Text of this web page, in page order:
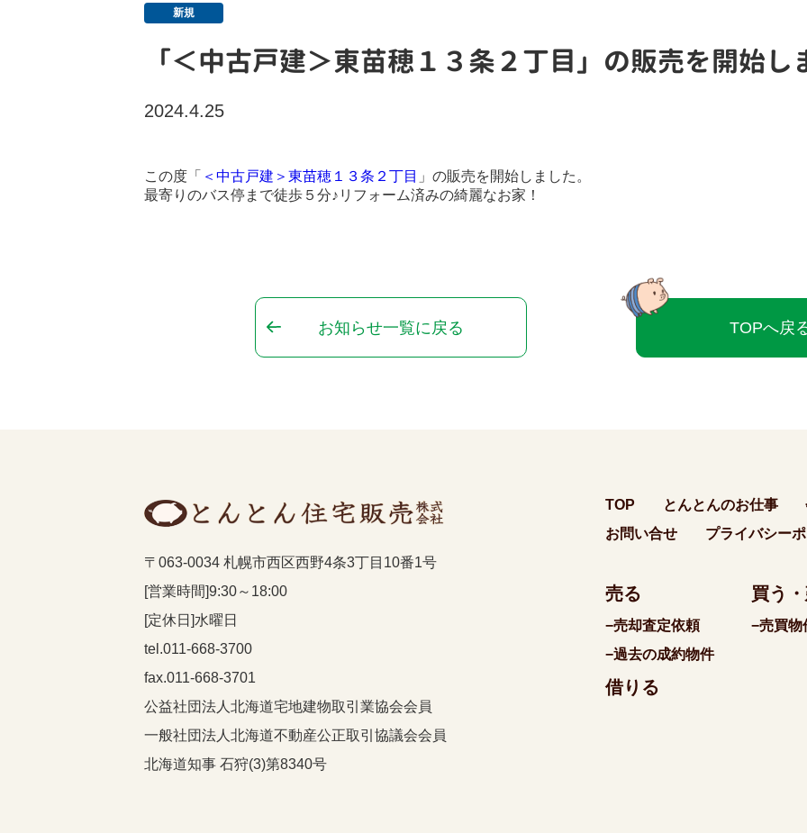
新規
「＜中古戸建＞東苗穂１３条２丁目」の販売を開始し
2024.4.25
この度「 ＜中古戸建＞東苗穂１３条２丁目 」の販売を開始しました。
最寄りのバス停まで徒歩５分♪リフォーム済みの綺麗なお家！
お知らせ一覧に戻る TOPへ戻
〒063-0034 札幌市西区西野4条3丁目10番1号
[営業時間]9:30～18:00
[定休日]水曜日
tel.011-668-3700
fax.011-668-3701
公益社団法人北海道宅地建物取引業協会会員
一般社団法人北海道不動産公正取引協議会会員
北海道知事 石狩(3)第8340号
TOP とんとんのお仕事
お問い合せ
プライバシー
売る
−売却査定依頼
−過去の成約物件
買う
−売買物
借りる